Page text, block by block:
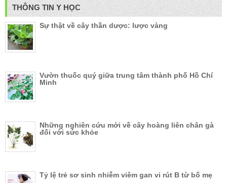
THÔNG TIN Y HỌC
Sự thật về cây thần dược: lược vàng
Vườn thuốc quý giữa trung tâm thành phố Hồ Chí
Minh
Những nghiên cứu mới về cây hoàng liên chân gà
đối với sức khỏe
Tỷ lệ trẻ sơ sinh nhiễm viêm gan vi rút B từ bố mẹ